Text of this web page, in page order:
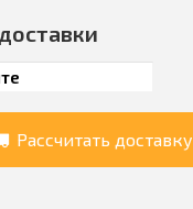
Рассчитать доставку